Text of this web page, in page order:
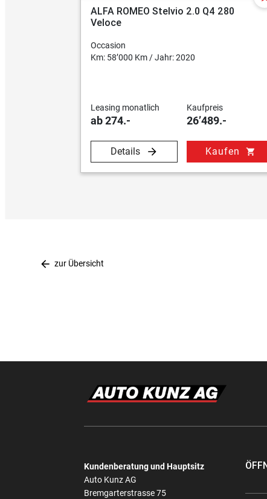
ALFA ROMEO Stelvio 2.0 Q4 280
Veloce
Occasion
Km: 58’000 Km / Jahr: 2020
Leasing monatlich
ab 274.-
Kaufpreis
26’489.-
Details Kaufen shopping_cart
arrow_back zur Übersicht
Kundenberatung und Hauptsitz
Auto Kunz AG
Bremgarterstrasse 75